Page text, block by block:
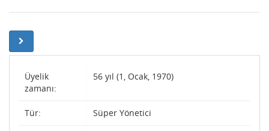
Üyelik
zamanı:
56 yıl (1, Ocak, 1970)
Tür: Süper Yönetici